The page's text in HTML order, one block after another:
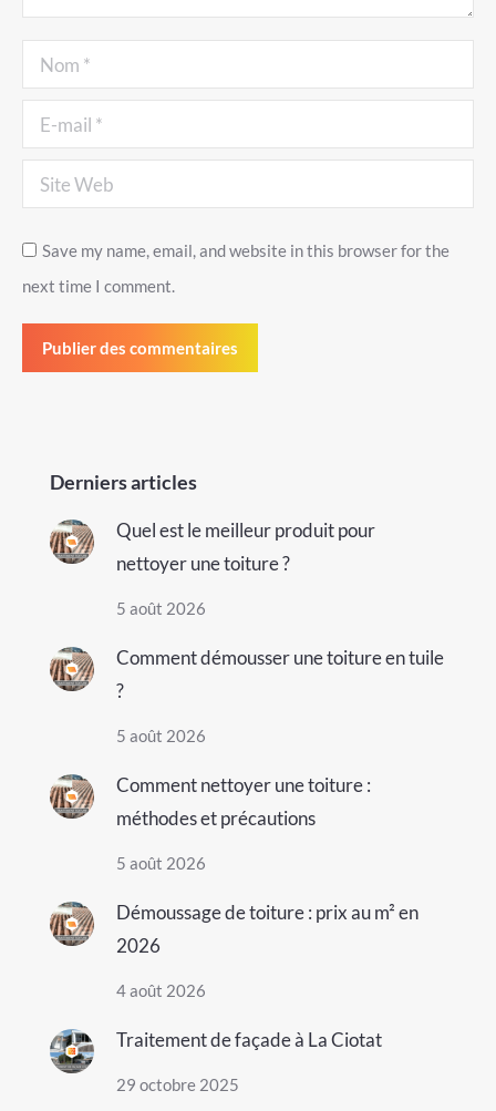
Nom *
E-mail *
Site Web
Save my name, email, and website in this browser for the
next time I comment.
Publier des commentaires
Derniers articles
Quel est le meilleur produit pour
nettoyer une toiture ?
5 août 2026
Comment démousser une toiture en tuile
?
5 août 2026
Comment nettoyer une toiture :
méthodes et précautions
5 août 2026
Démoussage de toiture : prix au m² en
2026
4 août 2026
Traitement de façade à La Ciotat
29 octobre 2025